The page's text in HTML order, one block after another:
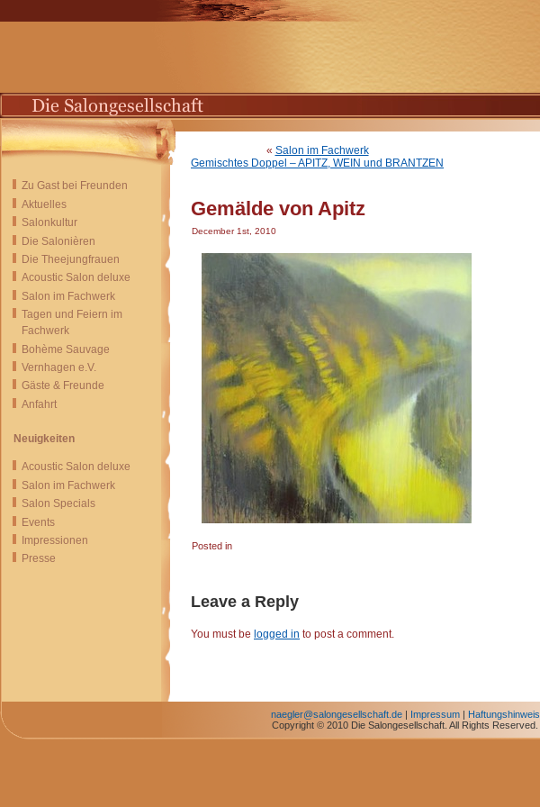
Zu Gast bei Freunden
Aktuelles
Salonkultur
Die Salonièren
Die Theejungfrauen
Acoustic Salon deluxe
Salon im Fachwerk
Tagen und Feiern im
Fachwerk
Bohème Sauvage
Vernhagen e.V.
Gäste & Freunde
Anfahrt
Neuigkeiten
Acoustic Salon deluxe
Salon im Fachwerk
Salon Specials
Events
Impressionen
Presse
« Salon im Fachwerk
Gemischtes Doppel – APITZ, WEIN und BRANTZEN
Gemälde von Apitz
December 1st, 2010
Posted in
Leave a Reply
You must be logged in to post a comment.
naegler@salongesellschaft.de| Impressum| Haftungshinweis
Copyright © 2010 Die Salongesellschaft. All Rights Reserved.